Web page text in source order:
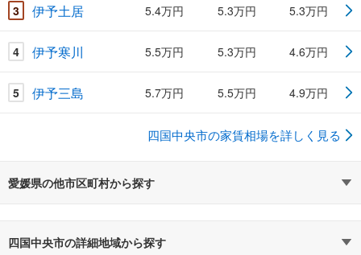
3 伊予土居 5.4万円 5.3万円 5.3万円
4 伊予寒川 5.5万円 5.3万円 4.6万円
5 伊予三島 5.7万円 5.5万円 4.9万円
四国中央市の家賃相場を詳しく見る
愛媛県の他市区町村から探す
四国中央市の詳細地域から探す